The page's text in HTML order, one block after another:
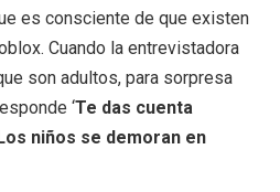
es consciente de que existen
Cuando la entrevistadora
son adultos, para sorpresa
‘Te das cuenta
niños se demoran en